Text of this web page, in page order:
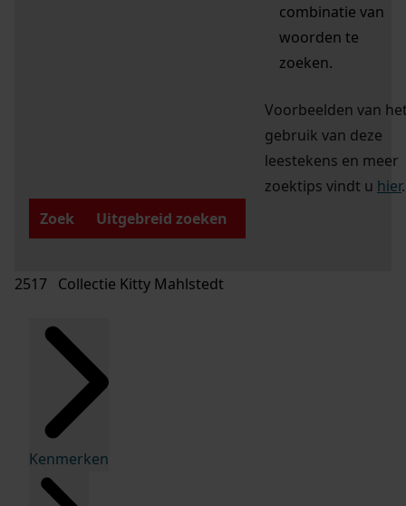
combinatie van
woorden te
zoeken.
Voorbeelden van
gebruik van deze
leestekens en meer
zoektips vindt u hier.
Zoek
Uitgebreid zoeken
2517 Collectie Kitty Mahlstedt
Kenmerken